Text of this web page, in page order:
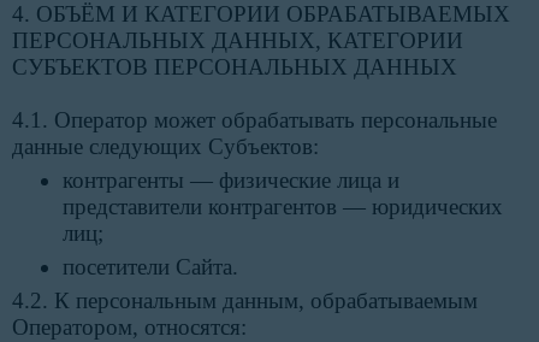
4. ОБЪЁМ И КАТЕГОРИИ ОБРАБАТЫВАЕМЫХ
ПЕРСОНАЛЬНЫХ ДАННЫХ, КАТЕГОРИИ
СУБЪЕКТОВ ПЕРСОНАЛЬНЫХ ДАННЫХ
4.1. Оператор может обрабатывать персональные
данные следующих Субъектов:
контрагенты — физические лица и
представители контрагентов — юридических
лиц;
посетители Сайта.
4.2. К персональным данным, обрабатываемым
Оператором, относятся: